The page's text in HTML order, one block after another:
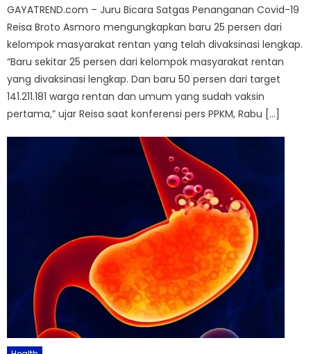
GAYATREND.com – Juru Bicara Satgas Penanganan Covid-19
Reisa Broto Asmoro mengungkapkan baru 25 persen dari
kelompok masyarakat rentan yang telah divaksinasi lengkap.
“Baru sekitar 25 persen dari kelompok masyarakat rentan
yang divaksinasi lengkap. Dan baru 50 persen dari target
141.211.181 warga rentan dan umum yang sudah vaksin
pertama,” ujar Reisa saat konferensi pers PPKM, Rabu […]